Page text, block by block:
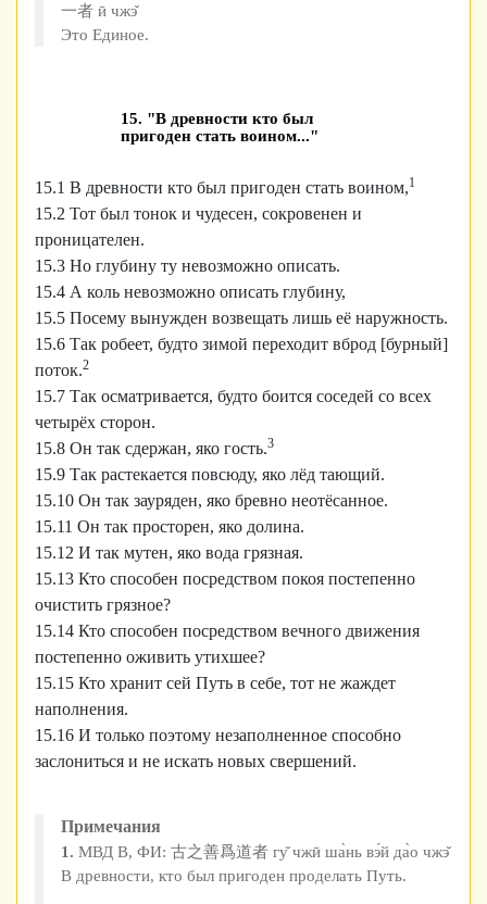
一者 ӣ чжэ̌
Это Единое.
15. "В древности кто был
пригоден стать воином..."
15.1 В древности кто был пригоден стать воином,1
15.2 Тот был тонок и чудесен, сокровенен и
проницателен.
15.3 Но глубину ту невозможно описать.
15.4 А коль невозможно описать глубину,
15.5 Посему вынужден возвещать лишь её наружность.
15.6 Так робеет, будто зимой переходит вброд [бурный]
поток.2
15.7 Так осматривается, будто боится соседей со всех
четырёх сторон.
15.8 Он так сдержан, яко гость.3
15.9 Так растекается повсюду, яко лёд тающий.
15.10 Он так зауряден, яко бревно неотёсанное.
15.11 Он так просторен, яко долина.
15.12 И так мутен, яко вода грязная.
15.13 Кто способен посредством покоя постепенно
очистить грязное?
15.14 Кто способен посредством вечного движения
постепенно оживить утихшее?
15.15 Кто хранит сей Путь в себе, тот не жаждет
наполнения.
15.16 И только поэтому незаполненное способно
заслониться и не искать новых свершений.
Примечания
1. МВД В, ФИ: 古之善爲道者 гу̌ чжӣ ша̀нь вэ́й да̀о чжэ̌
В древности, кто был пригоден проделать Путь.